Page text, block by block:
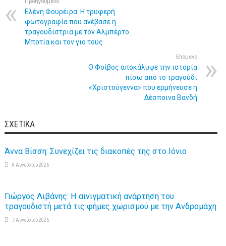
Ελένη Φουρέιρα: Η τρυφερή
φωτογραφία που ανέβασε η
τραγουδίστρια με τον Αλμπέρτο
Μποτία και τον γιο τους
Επόμενο
Ο Φοίβος αποκάλυψε την ιστορία
πίσω από το τραγούδι
«Χριστούγεννα» που ερμήνευσε η
Δέσποινα Βανδή
ΣΧΕΤΙΚΆ
Άννα Βίσση: Συνεχίζει τις διακοπές της στο Ιόνιο
8 Αυγούστου 2026
Γιώργος Λιβάνης: Η αινιγματική ανάρτηση του
τραγουδιστή μετά τις φήμες χωρισμού με την Ανδρομάχη
7 Αυγούστου 2026